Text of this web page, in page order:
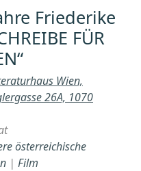
Retrospektive
ROBERT
KRAMER
Buchpräsentation
STARTING
PLACES“
Friederike
FÜR
Wien,
26A, 1070
österreichische
| Film